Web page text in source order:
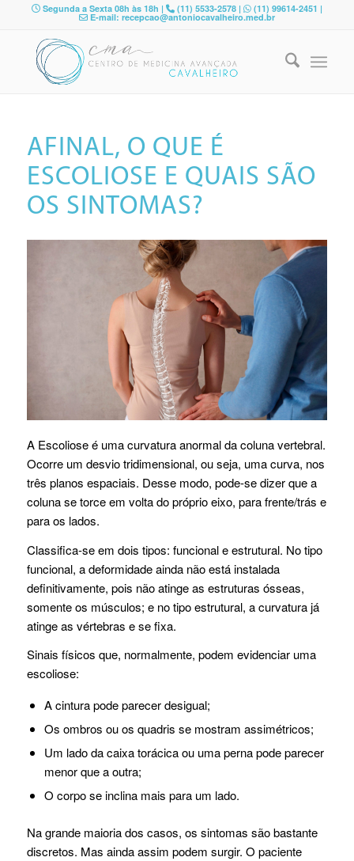
Segunda a Sexta 08h às 18h | (11) 5533-2578 | (11) 99614-2451 |
E-mail: recepcao@antoniocavalheiro.med.br
AFINAL, O QUE É
ESCOLIOSE E QUAIS SÃO
OS SINTOMAS?
A Escoliose é uma curvatura anormal da coluna vertebral.
Ocorre um desvio tridimensional, ou seja, uma curva, nos
três planos espaciais. Desse modo, pode-se dizer que a
coluna se torce em volta do próprio eixo, para frente/trás e
para os lados.
Classifica-se em dois tipos: funcional e estrutural. No tipo
funcional, a deformidade ainda não está instalada
definitivamente, pois não atinge as estruturas ósseas,
somente os músculos; e no tipo estrutural, a curvatura já
atinge as vértebras e se fixa.
Sinais físicos que, normalmente, podem evidenciar uma
escoliose:
A cintura pode parecer desigual;
Os ombros ou os quadris se mostram assimétricos;
Um lado da caixa torácica ou uma perna pode parecer
menor que a outra;
O corpo se inclina mais para um lado.
Na grande maioria dos casos, os sintomas são bastante
discretos. Mas ainda assim podem surgir. O paciente